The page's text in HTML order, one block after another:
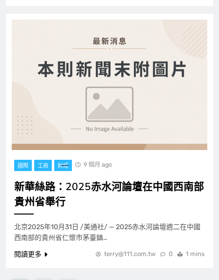
國際 工商 財經 9 個月 ago
新華絲路：2025赤水河論壇在中國西南部
貴州省舉行
北京2025年10月31日 /美通社/ — 2025赤水河論壇週二在中國
西南部的貴州省仁懷市茅臺鎮…
閱讀更多
terry@111.com.tw 0 1 mins